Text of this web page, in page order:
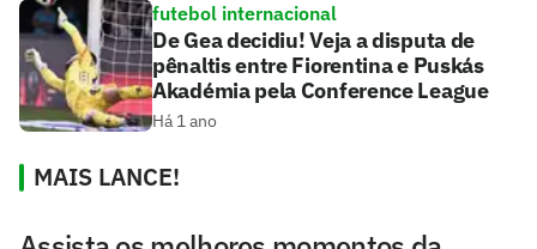
futebol internacional
De Gea decidiu! Veja a disputa de
pênaltis entre Fiorentina e Puskás
Akadémia pela Conference League
Há 1 ano
MAIS LANCE!